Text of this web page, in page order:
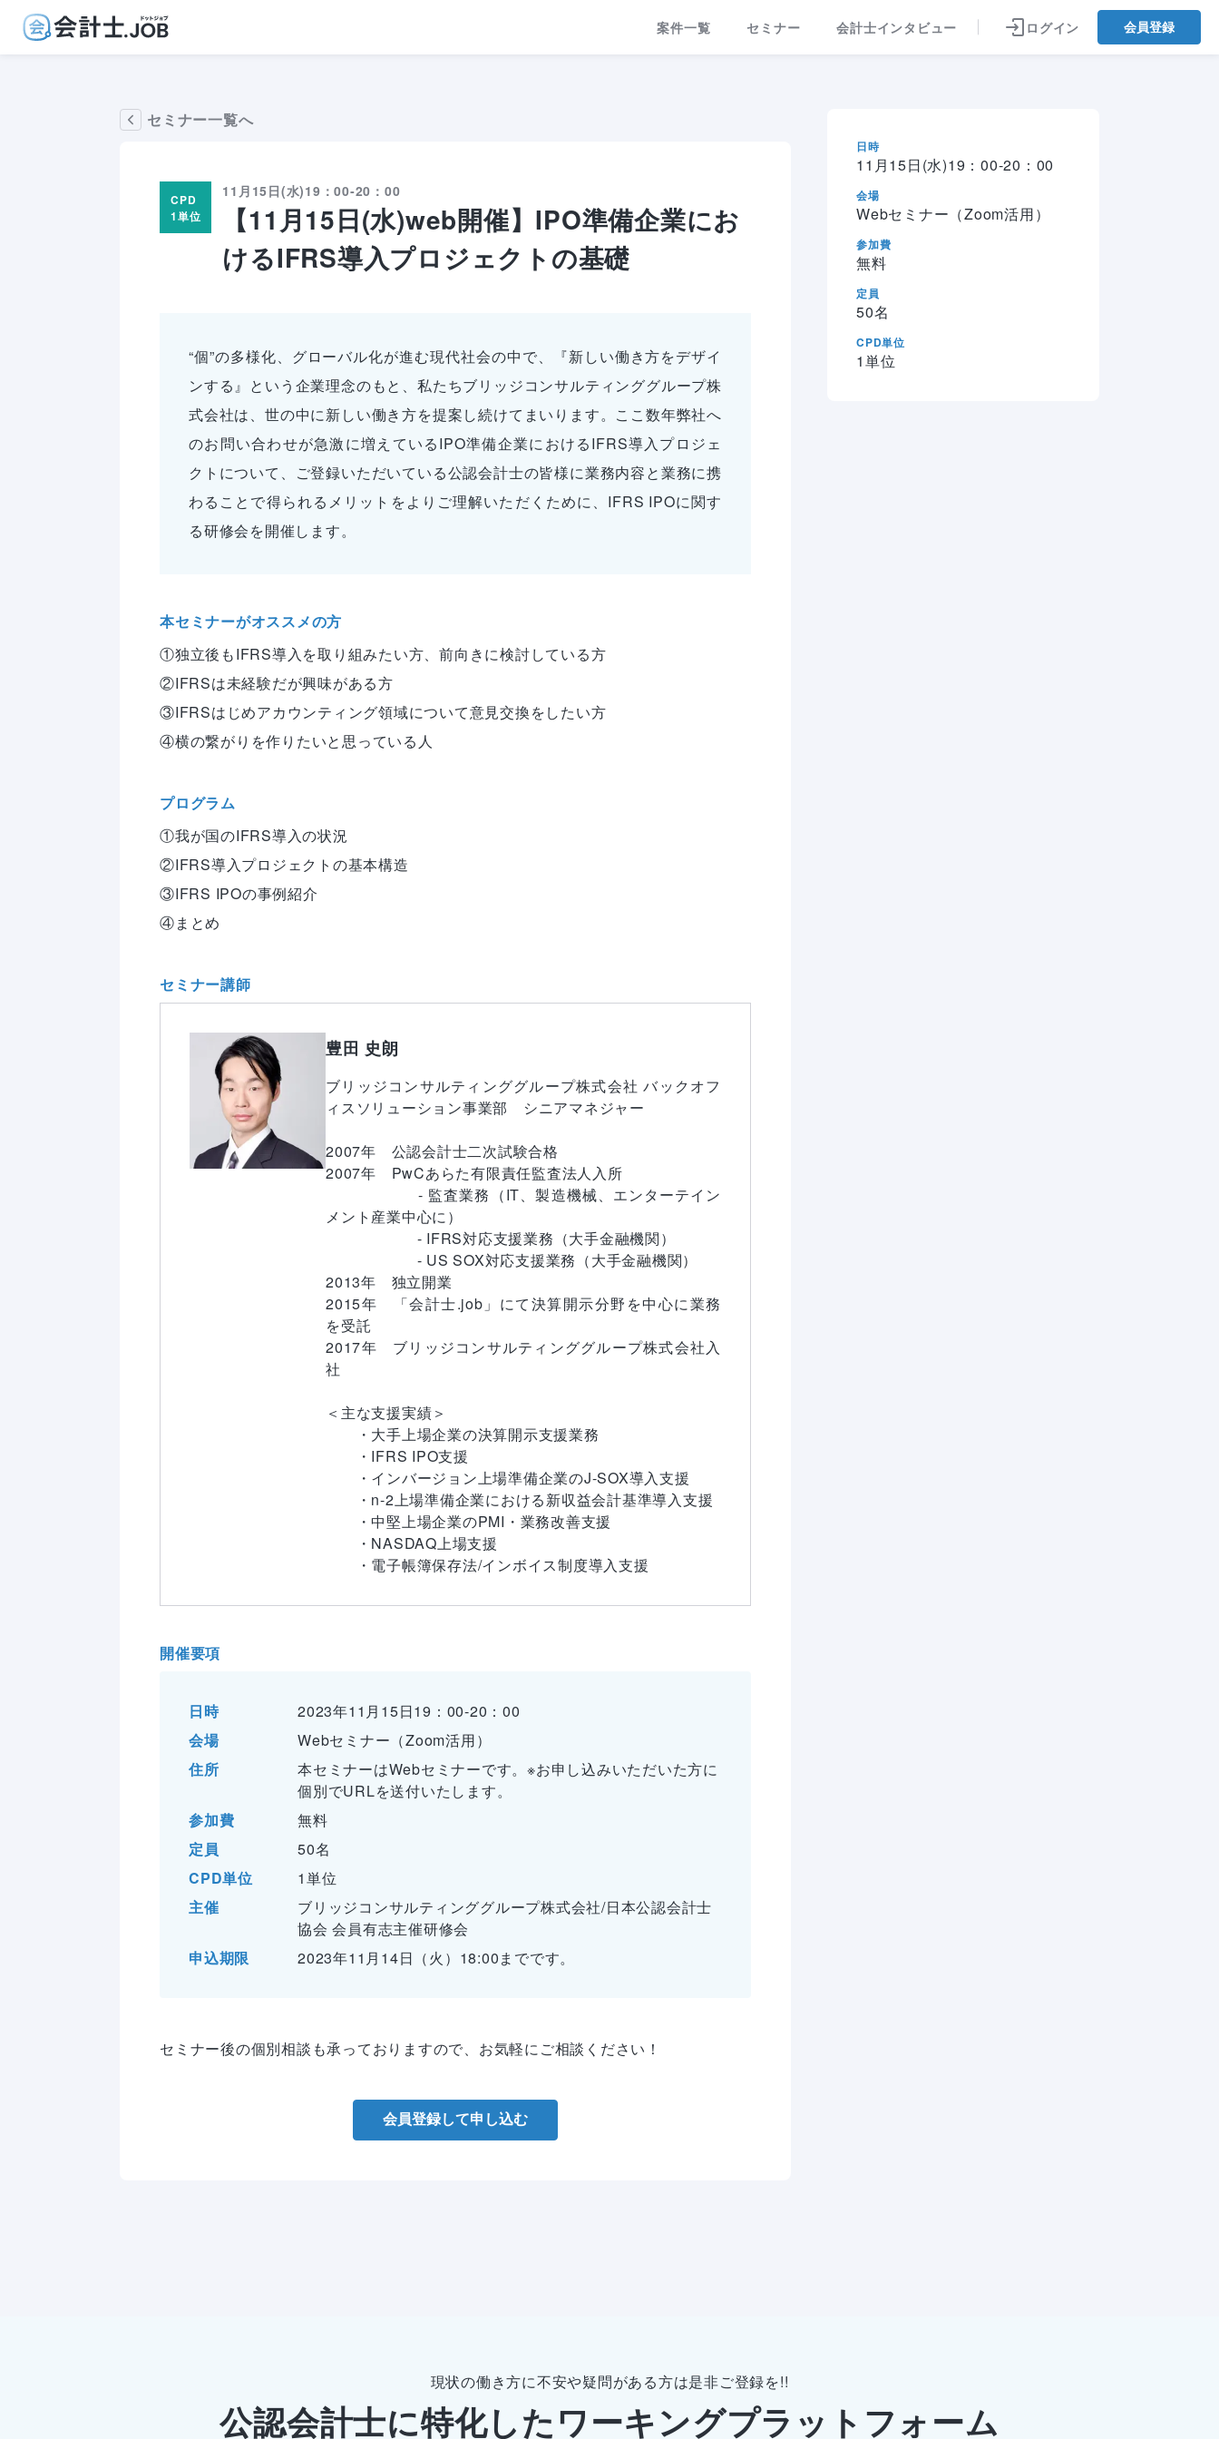
案件一覧 セミナー 会計士インタビュー ログイン 会員登録
セミナー一覧へ
CPD
1単位
11月15日(水)19：00‐20：00
【11月15日(水)web開催】IPO準備企業にお
けるIFRS導入プロジェクトの基礎
“個”の多様化、グローバル化が進む現代社会の中で、『新しい働き方をデザイ
ンする』という企業理念のもと、私たちブリッジコンサルティンググループ株
式会社は、世の中に新しい働き方を提案し続けてまいります。ここ数年弊社へ
のお問い合わせが急激に増えているIPO準備企業におけるIFRS導入プロジェ
クトについて、ご登録いただいている公認会計士の皆様に業務内容と業務に携
わることで得られるメリットをよりご理解いただくために、IFRS IPOに関す
る研修会を開催します。
本セミナーがオススメの方
①独立後もIFRS導入を取り組みたい方、前向きに検討している方
②IFRSは未経験だが興味がある方
③IFRSはじめアカウンティング領域について意見交換をしたい方
④横の繋がりを作りたいと思っている人
プログラム
①我が国のIFRS導入の状況
②IFRS導入プロジェクトの基本構造
③IFRS IPOの事例紹介
④まとめ
セミナー講師
豊田 史朗
ブリッジコンサルティンググループ株式会社 バックオフ
ィスソリューション事業部　シニアマネジャー
2007年　公認会計士二次試験合格
2007年　PwCあらた有限責任監査法人入所
- 監査業務（IT、製造機械、エンターテイン
メント産業中心に）
- IFRS対応支援業務（大手金融機関）
- US SOX対応支援業務（大手金融機関）
2013年　独立開業
2015年　「会計士.job」にて決算開示分野を中心に業務
を受託
2017年　ブリッジコンサルティンググループ株式会社入
社
＜主な支援実績＞
・大手上場企業の決算開示支援業務
・IFRS IPO支援
・インバージョン上場準備企業のJ-SOX導入支援
・n-2上場準備企業における新収益会計基準導入支援
・中堅上場企業のPMI・業務改善支援
・NASDAQ上場支援
・電子帳簿保存法/インボイス制度導入支援
開催要項
日時 2023年11月15日19：00‐20：00
会場
Webセミナー（Zoom活用）
住所
本セミナーはWebセミナーです。※お申し込みいただいた方に
個別でURLを送付いたします。
参加費
無料
定員
50名
CPD単位
1単位
主催
ブリッジコンサルティンググループ株式会社/日本公認会計士
協会 会員有志主催研修会
申込期限
2023年11月14日（火）18:00までです。
セミナー後の個別相談も承っておりますので、お気軽にご相談ください！
会員登録して申し込む
日時
11月15日(水)19：00‐20：00
会場
Webセミナー（Zoom活用）
参加費
無料
定員
50名
CPD単位
1単位
現状の働き方に不安や疑問がある方は是非ご登録を!!
公認会計士に特化したワーキングプラットフォーム